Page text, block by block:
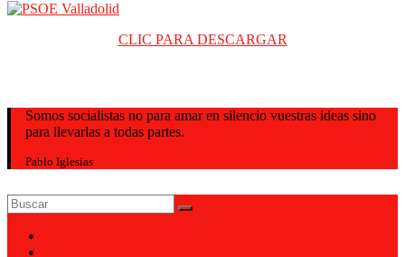
CLIC PARA DESCARGAR
Somos socialistas no para amar en silencio vuestras ideas sino
para llevarlas a todas partes.
Pablo Iglesias